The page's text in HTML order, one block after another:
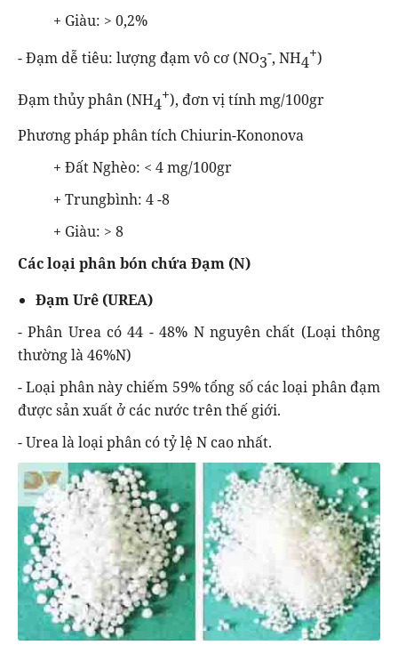
+ Giàu: > 0,2%
- Đạm dễ tiêu: lượng đạm vô cơ (NO3-, NH4+)
Đạm thủy phân (NH4+), đơn vị tính mg/100gr
Phương pháp phân tích Chiurin-Kononova
+ Đất Nghèo: < 4 mg/100gr
+ Trungbình: 4 -8
+ Giàu: > 8
Các loại phân bón chứa Đạm (N)
Đạm Urê (UREA)
- Phân Urea có 44 - 48% N nguyên chất (Loại thông
thường là 46%N)
- Loại phân này chiếm 59% tổng số các loại phân đạm
được sản xuất ở các nước trên thế giới.
- Urea là loại phân có tỷ lệ N cao nhất.